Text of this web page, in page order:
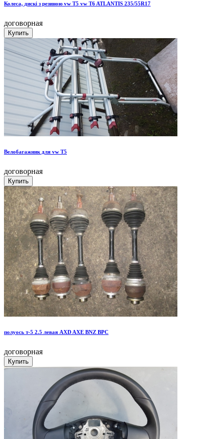
Колеса, дискі з резиною vw T5 vw T6 ATLANTIS 235/55R17
договорная
Велобагажник для vw T5
договорная
полуось т-5 2.5 левая AXD AXE BNZ BPC
договорная